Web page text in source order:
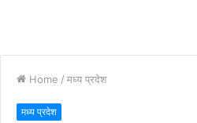
Home / मध्य प्रदेश
मध्य प्रदेश